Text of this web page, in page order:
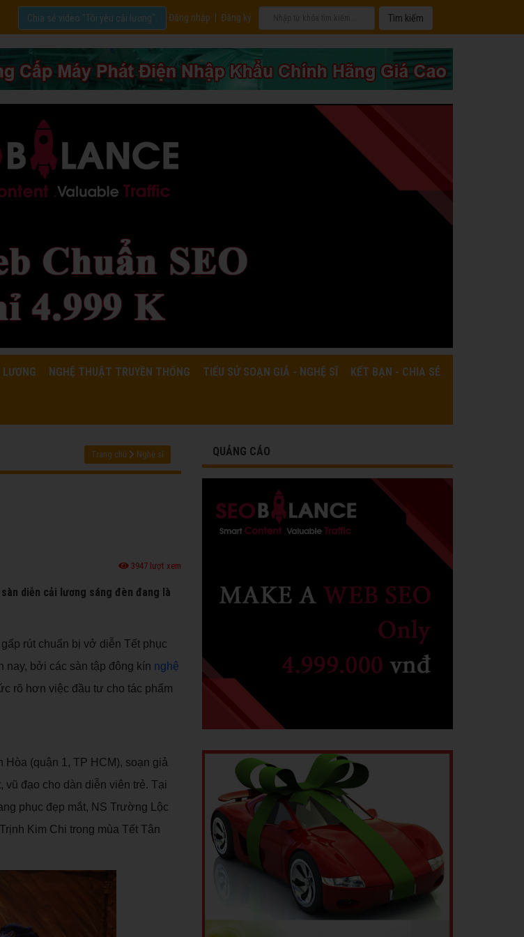
Đăng nhập Đăng ký
Chia sẻ video "Tôi yêu cải lương".
NGHỆ THUẬT TRUYỀN THỐNG TIỂU SỬ SOẠN GIẢ - NGHỆ SĨ KẾT BẠN - CHIA SẺ
Trang chủ Nghệ sĩ
3947 lượt xem
diễn cải lương sáng đèn đang là
rút chuẩn bị vở diễn Tết phục
bởi các sàn tập đông kín nghệ
rõ hơn việc đầu tư cho tác phẩm
(quận 1, TP HCM), soạn giả
đạo cho dàn diễn viên trẻ. Tại
phục đẹp mắt, NS Trường Lộc
Kim Chi trong mùa Tết Tân
QUẢNG CÁO